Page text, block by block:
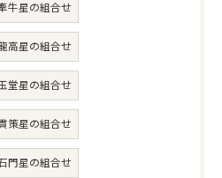
牛星の組合せ
高星の組合せ
堂星の組合せ
策星の組合せ
門星の組合せ